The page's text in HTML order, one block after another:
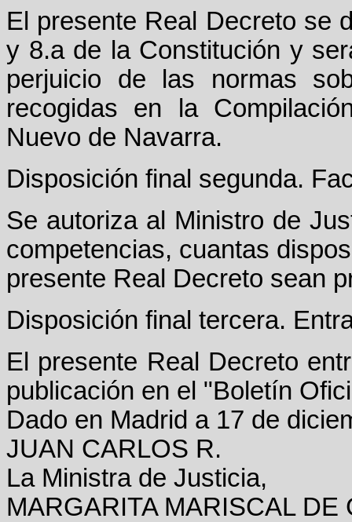
El presente Real Decreto se
y 8.a de la Constitución y
perjuicio de las normas
recogidas en la
Nuevo de Navarra.
Disposición final segunda.
Se autoriza al Ministro de
competencias, cuantas
presente Real Decreto sean
Disposición final tercera.
El presente Real Decreto
publicación en el "Boletín
Dado en Madrid a 17 de
JUAN CARLOS R.
La Ministra de Justicia,
MARGARITA MARISCAL DE